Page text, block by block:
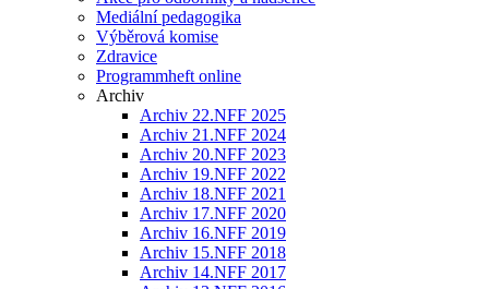
Mediální pedagogika
Výběrová komise
Zdravice
Programmheft online
Archiv
Archiv 22.NFF 2025
Archiv 21.NFF 2024
Archiv 20.NFF 2023
Archiv 19.NFF 2022
Archiv 18.NFF 2021
Archiv 17.NFF 2020
Archiv 16.NFF 2019
Archiv 15.NFF 2018
Archiv 14.NFF 2017